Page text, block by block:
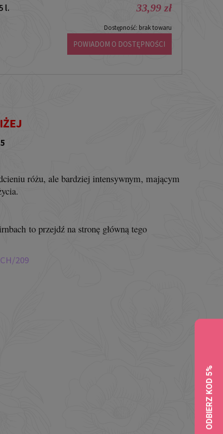
różu, ale bardziej intensywnym, mającym
to przejdź na stronę główną tego
209
l. 33,99 zł
Dostępność: brak towaru
POWIADOM O DOSTĘPNOŚCI